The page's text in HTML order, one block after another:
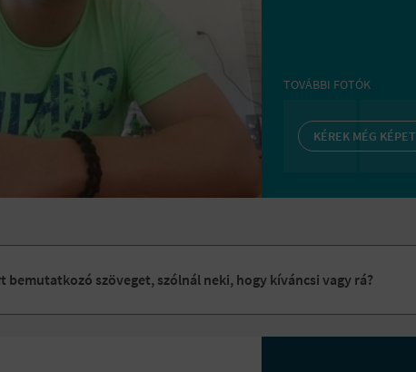
TOVÁBBI FOTÓK
KÉREK MÉG KÉPET
bemutatkozó szöveget, szólnál neki, hogy kíváncsi vagy rá?